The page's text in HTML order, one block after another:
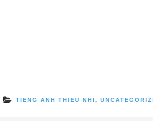
TIENG ANH THIEU NHI,